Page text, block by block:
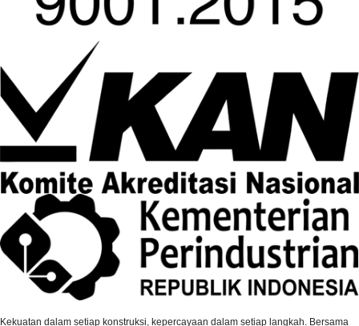
Kekuatan dalam setiap konstruksi, kepercayaan dalam setiap langkah. Bersama